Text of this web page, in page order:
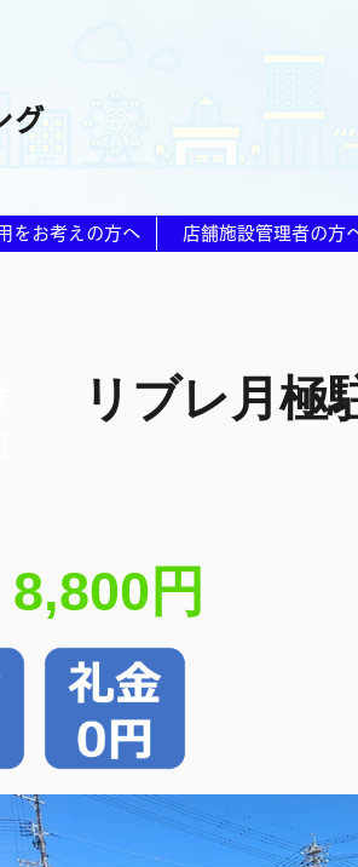
グ
をお考えの方へ 店舗施設管理者の方
リブレ月
8,800円